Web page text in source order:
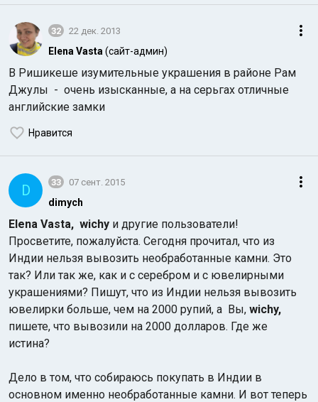
32 22 дек. 2013
Elena Vasta (сайт-админ)
В Ришикеше изумительные украшения в районе Рам
Джулы - очень изысканные, а на серьгах отличные
английские замки
Нравится
D 33 07 сент. 2015
dimych
Elena Vasta, wichy и другие пользователи!
Просветите, пожалуйста. Сегодня прочитал, что из
Индии нельзя вывозить необработанные камни. Это
так? Или так же, как и с серебром и с ювелирными
украшениями? Пишут, что из Индии нельзя вывозить
ювелирки больше, чем на 2000 рупий, а Вы, wichy,
пишете, что вывозили на 2000 долларов. Где же
истина?
Дело в том, что собираюсь покупать в Индии в
основном именно необработанные камни. И вот теперь